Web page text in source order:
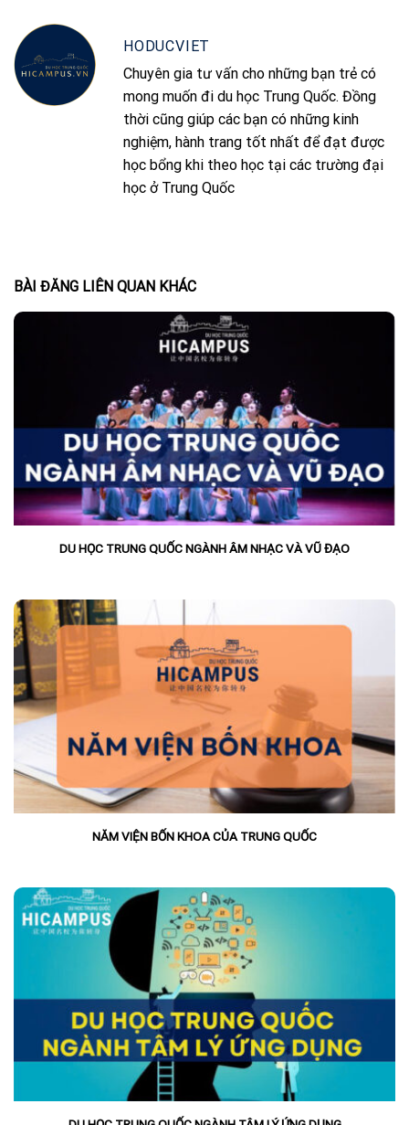
HODUCVIET
Chuyên gia tư vấn cho những bạn trẻ có
mong muốn đi du học Trung Quốc. Đồng
thời cũng giúp các bạn có những kinh
nghiệm, hành trang tốt nhất để đạt được
học bổng khi theo học tại các trường đại
học ở Trung Quốc
BÀI ĐĂNG LIÊN QUAN KHÁC
DU HỌC TRUNG QUỐC NGÀNH ÂM NHẠC VÀ VŨ ĐẠO
NĂM VIỆN BỐN KHOA CỦA TRUNG QUỐC